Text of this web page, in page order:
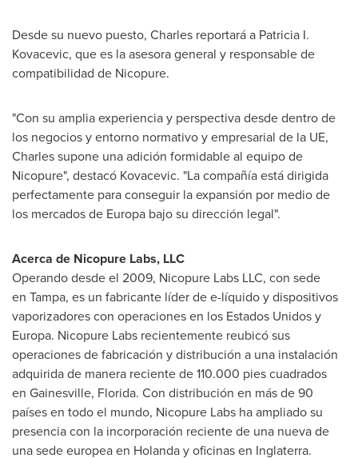
Desde su nuevo puesto, Charles reportará a Patricia I.
Kovacevic, que es la asesora general y responsable de
compatibilidad de Nicopure.
"Con su amplia experiencia y perspectiva desde dentro de
los negocios y entorno normativo y empresarial de la UE,
Charles supone una adición formidable al equipo de
Nicopure", destacó Kovacevic. "La compañía está dirigida
perfectamente para conseguir la expansión por medio de
los mercados de Europa bajo su dirección legal".
Acerca de Nicopure Labs, LLC
Operando desde el 2009, Nicopure Labs LLC, con sede
en Tampa, es un fabricante líder de e-líquido y dispositivos
vaporizadores con operaciones en los Estados Unidos y
Europa. Nicopure Labs recientemente reubicó sus
operaciones de fabricación y distribución a una instalación
adquirida de manera reciente de 110.000 pies cuadrados
en Gainesville, Florida. Con distribución en más de 90
países en todo el mundo, Nicopure Labs ha ampliado su
presencia con la incorporación reciente de una nueva de
una sede europea en Holanda y oficinas en Inglaterra.